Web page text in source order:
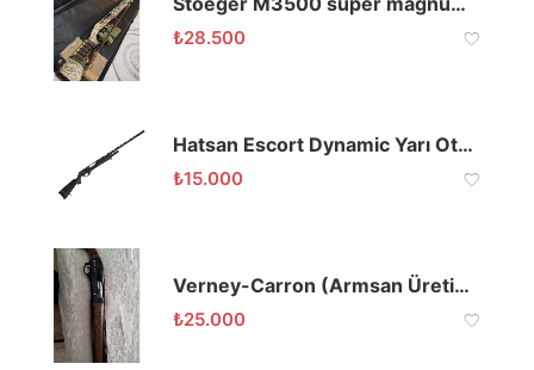
₺28.500
Hatsan Escort Dynamic Yarı Otomatik Av Tüfeği
₺15.000
Verney-Carron (Armsan Üretim) 66 cm Mobil Şoklu Av Tüfeği
₺25.000